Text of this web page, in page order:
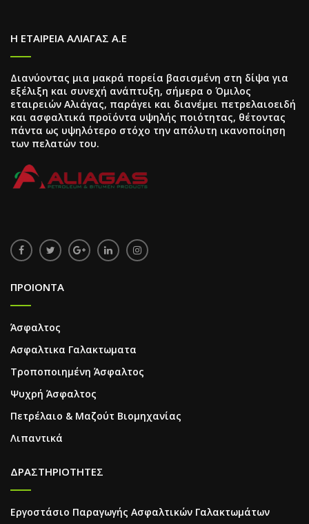
Η ΕΤΑΙΡΕΙΑ ΑΛΙΑΓΑΣ Α.Ε
Διανύοντας μια μακρά πορεία βασισμένη στη δίψα για
εξέλιξη και συνεχή ανάπτυξη, σήμερα ο Όμιλος
εταιρειών Αλιάγας, παράγει και διανέμει πετρελαιοειδή
και ασφαλτικά προϊόντα υψηλής ποιότητας, θέτοντας
πάντα ως υψηλότερο στόχο την απόλυτη ικανοποίηση
των πελατών του.
ΠΡΟΙΟΝΤΑ
Άσφαλτος
Ασφαλτικα Γαλακτωματα
Τροποποιημένη Άσφαλτος
Ψυχρή Άσφαλτος
Πετρέλαιο & Μαζούτ Βιομηχανίας
Λιπαντικά
ΔΡΑΣΤΗΡΙΟΤΗΤΕΣ
Εργοστάσιο Παραγωγής Ασφαλτικών Γαλακτωμάτων